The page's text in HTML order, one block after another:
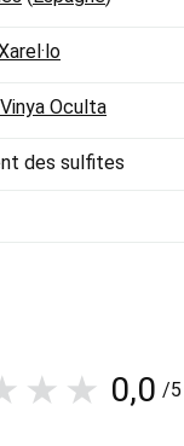
Oculta
des sulfites
0,0 /5